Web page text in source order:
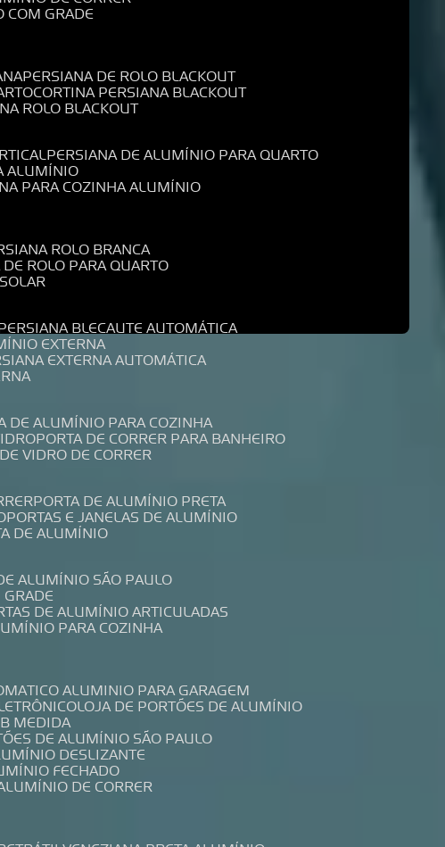
COM GRADE
PERSIANA DE ROLO BLACKOUT
CORTINA PERSIANA BLACKOUT
ROLO BLACKOUT
PERSIANA DE ALUMÍNIO PARA QUARTO
ALUMÍNIO
PARA COZINHA ALUMÍNIO
ROLO BRANCA
DE ROLO PARA QUARTO
PERSIANA BLECAUTE AUTOMÁTICA
EXTERNA
EXTERNA AUTOMÁTICA
DE ALUMÍNIO PARA COZINHA
PORTA DE CORRER PARA BANHEIRO
DE VIDRO DE CORRER
PORTA DE ALUMÍNIO PRETA
PORTAS E JANELAS DE ALUMÍNIO
DE ALUMÍNIO
ALUMÍNIO SÃO PAULO
GRADE
DE ALUMÍNIO ARTICULADAS
PARA COZINHA
ALUMINIO PARA GARAGEM
LOJA DE PORTÕES DE ALUMÍNIO
MEDIDA
DE ALUMÍNIO SÃO PAULO
DESLIZANTE
FECHADO
DE CORRER